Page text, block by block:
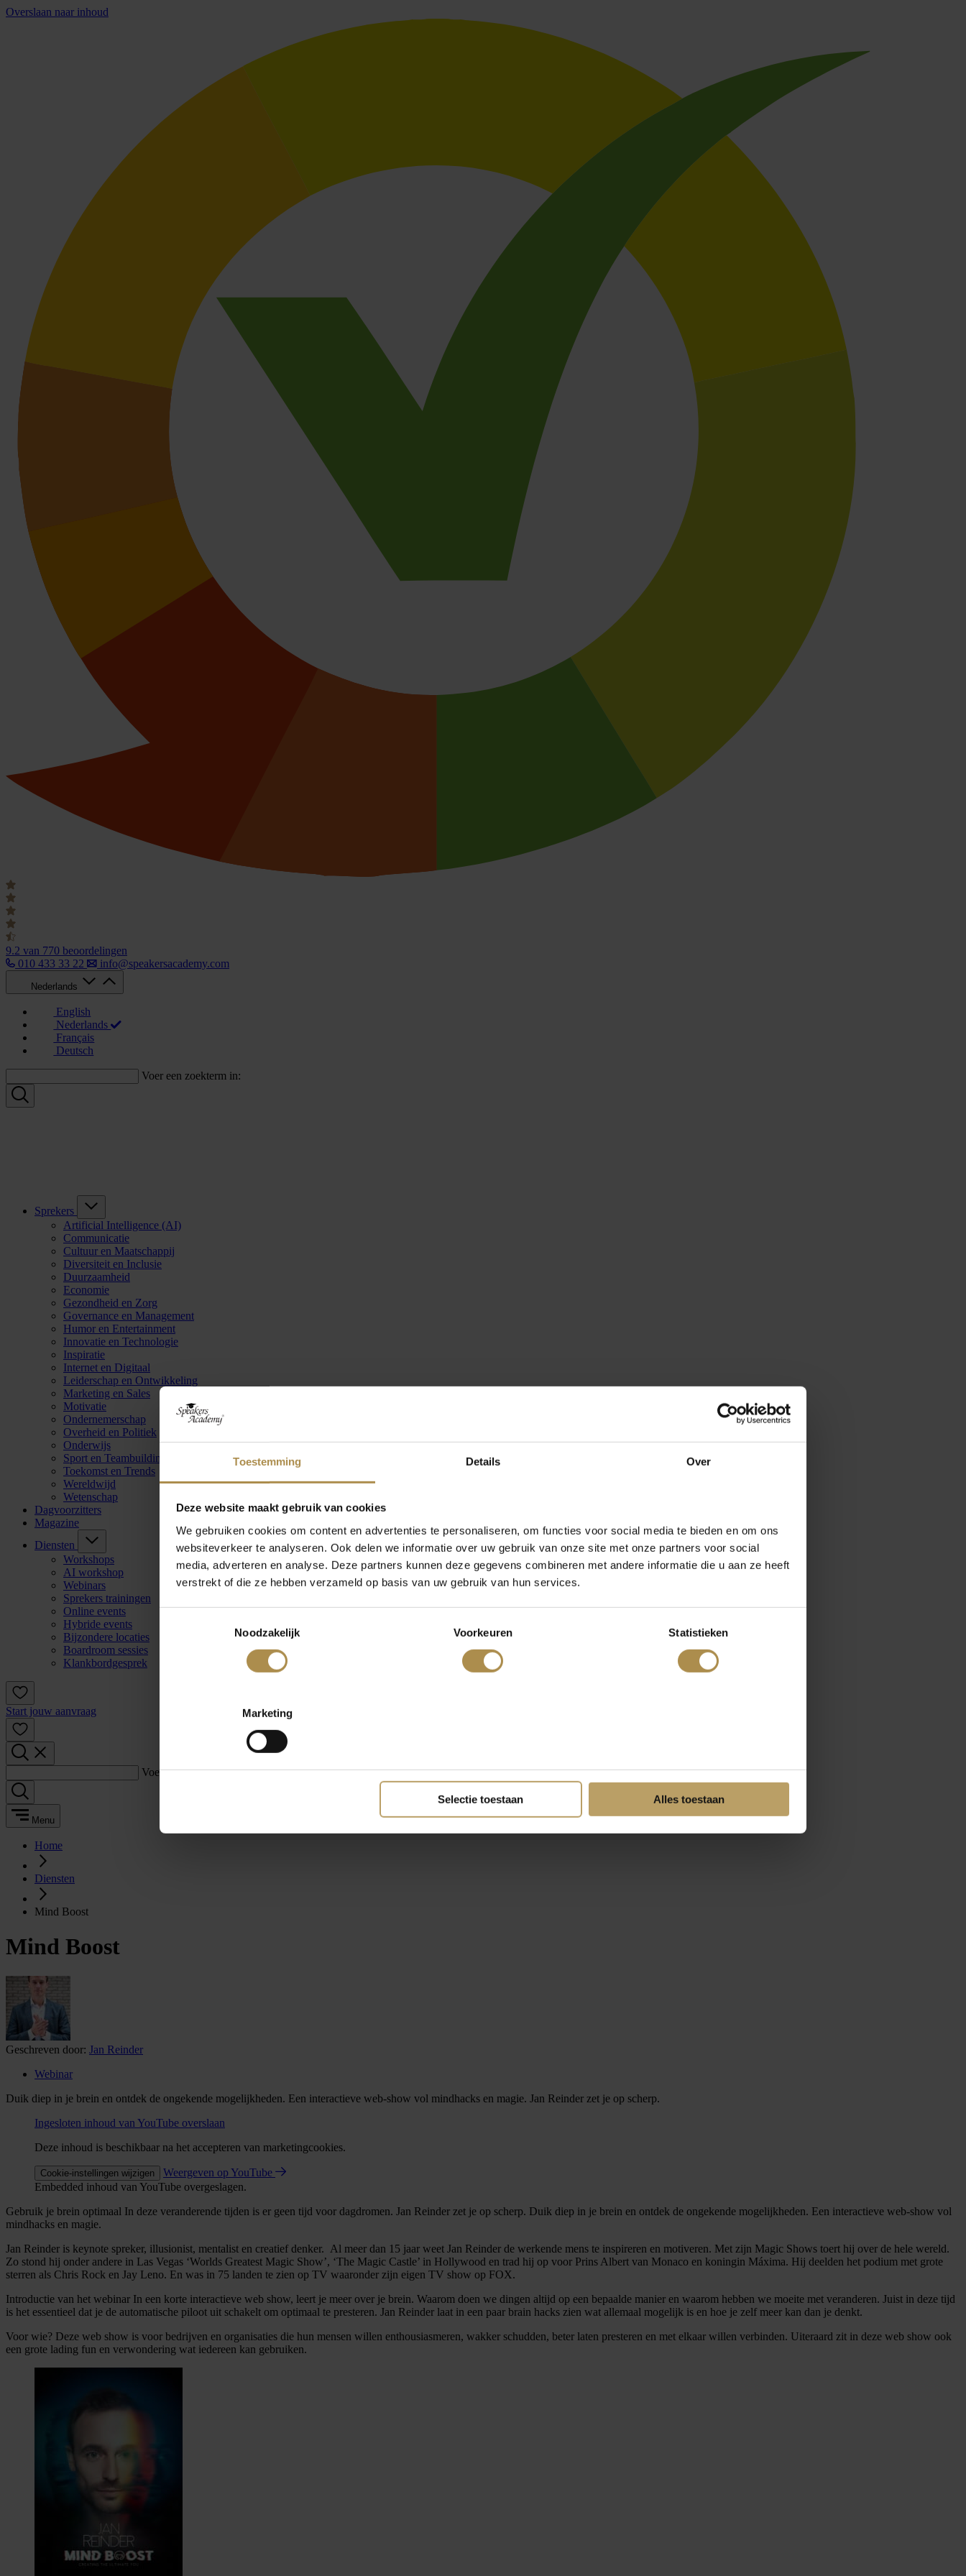
Toestemming Details Over
Deze website maakt gebruik van cookies
We gebruiken cookies om content en advertenties te personaliseren, om functies voor social media te bieden en om ons
websiteverkeer te analyseren. Ook delen we informatie over uw gebruik van onze site met onze partners voor social
media, adverteren en analyse. Deze partners kunnen deze gegevens combineren met andere informatie die u aan ze heeft
verstrekt of die ze hebben verzameld op basis van uw gebruik van hun services.
Noodzakelijk
Voorkeuren Statistieken
Marketing
Selectie toestaan Alles toestaan
Overslaan naar inhoud
9.2 van 770 beoordelingen
010 433 33 22
info@speakersacademy.com
Nederlands
English
Nederlands
Français
Deutsch
Voer een zoekterm in:
Sprekers
Artificial Intelligence (AI)
Communicatie
Cultuur en Maatschappij
Diversiteit en Inclusie
Duurzaamheid
Economie
Gezondheid en Zorg
Governance en Management
Humor en Entertainment
Innovatie en Technologie
Inspiratie
Internet en Digitaal
Leiderschap en Ontwikkeling
Marketing en Sales
Motivatie
Ondernemerschap
Overheid en Politiek
Onderwijs
Sport en Teambuilding
Toekomst en Trends
Wereldwijd
Wetenschap
Dagvoorzitters
Magazine
Diensten
Workshops
AI workshop
Webinars
Sprekers trainingen
Online events
Hybride events
Bijzondere locaties
Boardroom sessies
Klankbordgesprek
Start jouw aanvraag
Voer een zoekterm in:
Menu
Home
Diensten
Mind Boost
Mind Boost
Geschreven door: Jan Reinder
Webinar
Duik diep in je brein en ontdek de ongekende mogelijkheden. Een interactieve web-show vol mindhacks en magie. Jan Reinder zet je op scherp.
Ingesloten inhoud van YouTube overslaan
Deze inhoud is beschikbaar na het accepteren van marketingcookies.
Cookie-instellingen wijzigen
Weergeven op YouTube
Embedded inhoud van YouTube overgeslagen.
Gebruik je brein optimaal In deze veranderende tijden is er geen tijd voor dagdromen. Jan Reinder zet je op scherp. Duik diep in je brein en ontdek de ongekende mogelijkheden. Een interactieve web-show vol
mindhacks en magie.
Jan Reinder is keynote spreker, illusionist, mentalist en creatief denker. Al meer dan 15 jaar weet Jan Reinder de werkende mens te inspireren en motiveren. Met zijn Magic Shows toert hij over de hele wereld.
Zo stond hij onder andere in Las Vegas ‘Worlds Greatest Magic Show’, ‘The Magic Castle’ in Hollywood en trad hij op voor Prins Albert van Monaco en koningin Máxima. Hij deelden het podium met grote
sterren als Chris Rock en Jay Leno. En was in 75 landen te zien op TV waaronder zijn eigen TV show op FOX.
Introductie van het webinar In een korte interactieve web show, leert je meer over je brein. Waarom doen we dingen altijd op een bepaalde manier en waarom hebben we moeite met veranderen. Juist in deze tijd
is het essentieel dat je de automatische piloot uit schakelt om optimaal te presteren. Jan Reinder laat in een paar brain hacks zien wat allemaal mogelijk is en hoe je zelf meer kan dan je denkt.
Voor wie? Deze web show is voor bedrijven en organisaties die hun mensen willen enthousiasmeren, wakker schudden, beter laten presteren en met elkaar willen verbinden. Uiteraard zit in deze web show ook
een grote lading fun en verwondering wat iedereen kan gebruiken.